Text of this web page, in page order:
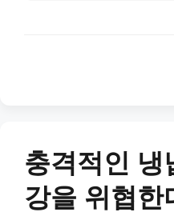
충격적인 냉
강을 위협한